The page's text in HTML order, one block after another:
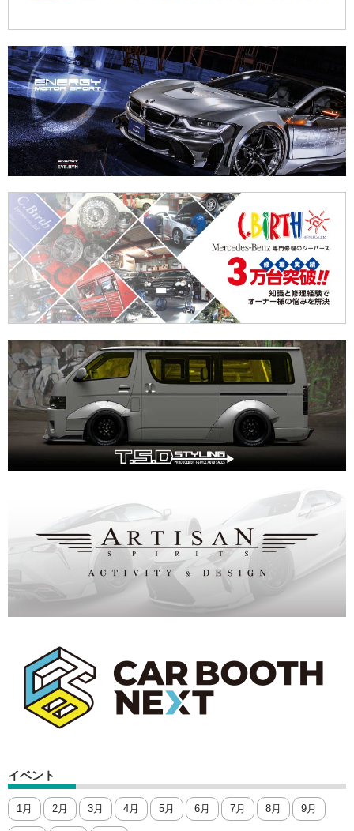
イベント
1月 2月 3月 4月 5月 6月 7月 8月 9月